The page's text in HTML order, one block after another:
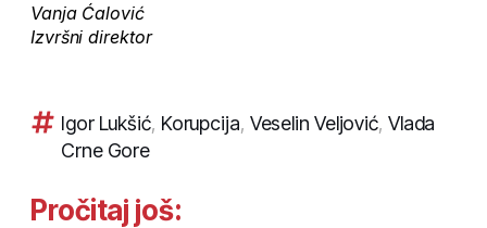
Vanja Ćalović
Izvršni direktor
Igor Lukšić, Korupcija, Veselin Veljović, Vlada
Crne Gore
Pročitaj još: